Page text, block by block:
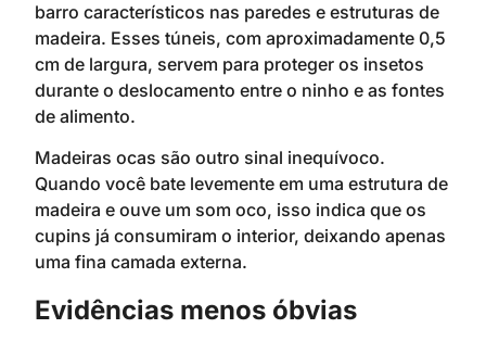
barro característicos nas paredes e estruturas de
madeira. Esses túneis, com aproximadamente 0,5
cm de largura, servem para proteger os insetos
durante o deslocamento entre o ninho e as fontes
de alimento.
Madeiras ocas são outro sinal inequívoco.
Quando você bate levemente em uma estrutura de
madeira e ouve um som oco, isso indica que os
cupins já consumiram o interior, deixando apenas
uma fina camada externa.
Evidências menos óbvias